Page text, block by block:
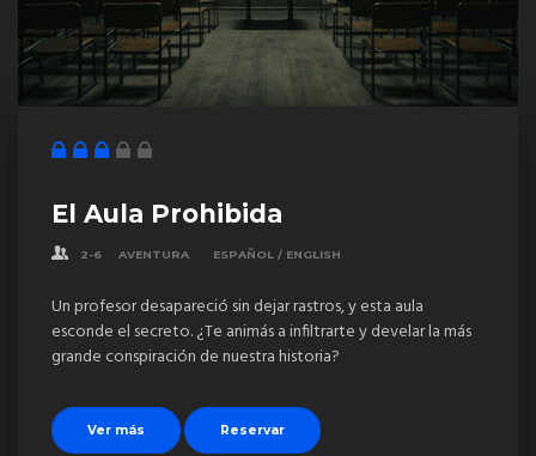
El Aula Prohibida
2-6 AVENTURA ESPAÑOL / ENGLISH
Un profesor desapareció sin dejar rastros, y esta aula
esconde el secreto. ¿Te animás a infiltrarte y develar la más
grande conspiración de nuestra historia?
Ver más Reservar